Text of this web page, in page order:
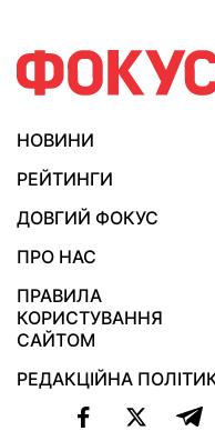
НОВИНИ
РЕЙТИНГИ
ДОВГИЙ ФОКУС
ПРО НАС
ПРАВИЛА
КОРИСТУВАННЯ
САЙТОМ
РЕДАКЦІЙНА